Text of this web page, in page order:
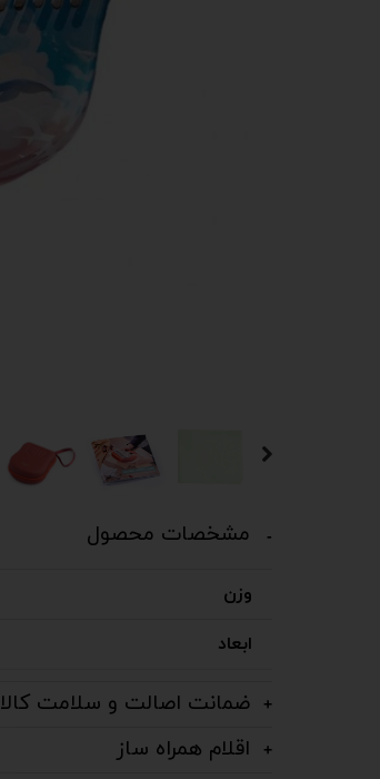
مشخصات محصول
وزن
ابعاد
ضمانت اصالت و سلامت کالا
اقلام همراه ساز